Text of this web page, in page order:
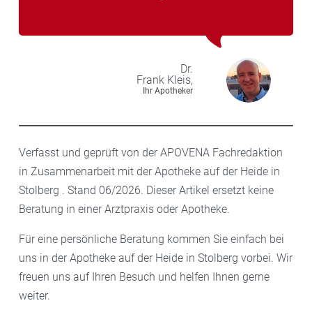
Dr.
Frank Kleis,
Ihr Apotheker
Verfasst und geprüft von der APOVENA Fachredaktion
in Zusammenarbeit mit der Apotheke auf der Heide in
Stolberg . Stand 06/2026. Dieser Artikel ersetzt keine
Beratung in einer Arztpraxis oder Apotheke.
Für eine persönliche Beratung kommen Sie einfach bei
uns in der Apotheke auf der Heide in Stolberg vorbei. Wir
freuen uns auf Ihren Besuch und helfen Ihnen gerne
weiter.